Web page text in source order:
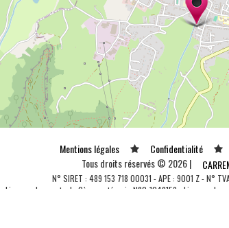
Mentions légales Confidentialité
Tous droits réservés © 2026 |
N° SIRET : 489 153 718 00031 - APE : 9001 Z - N°
Licence de spectacle 2ème catégorie N°2-1048153 - Licence de